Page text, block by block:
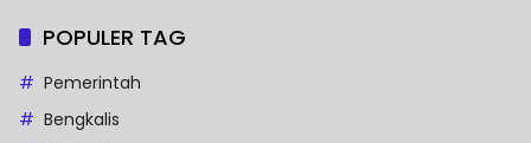
POPULER TAG
Pemerintah
Bengkalis